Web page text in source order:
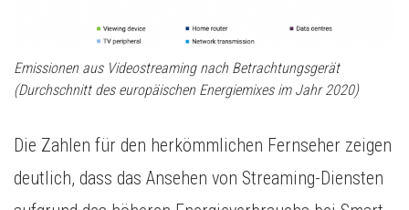
Emissionen aus Videostreaming nach Betrachtungsgerät
(Durchschnitt des europäischen Energiemixes im Jahr 2020)
Die Zahlen für den herkömmlichen Fernseher zeigen
deutlich, dass das Ansehen von Streaming-Diensten